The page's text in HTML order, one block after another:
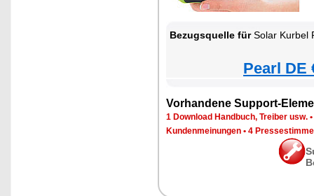
Bezugsquelle fürSolar Kurbel
Pearl DE
Vorhandene Support-
1 Download Handbuch, Treiber usw. •
Kundenmeinungen • 4